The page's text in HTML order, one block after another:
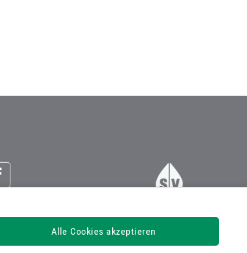
Alle Cookies akzeptieren
Österreichische Sozialversicherung
Dachverband der Sozialversicherungsträger